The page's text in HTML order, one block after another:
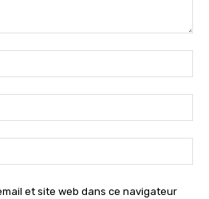
:*
:*
:
et site web dans ce navigateur